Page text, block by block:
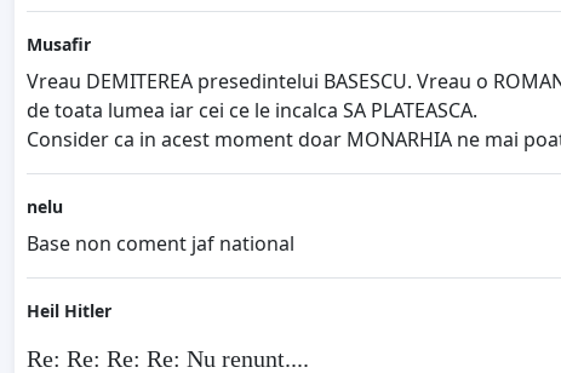
Musafir
Vreau DEMITEREA presedintelui BASESCU. Vreau o
de toata lumea iar cei ce le incalca SA PLATEASCA.
Consider ca in acest moment doar MONARHIA ne mai
nelu
Base non coment jaf national
Heil Hitler
Re: Re: Re: Re: Nu renunt....